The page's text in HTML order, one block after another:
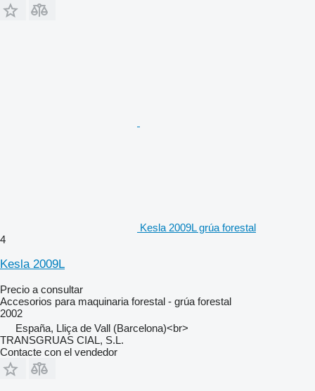
Kesla 2009L grúa forestal
4
Kesla 2009L
Precio a consultar
Accesorios para maquinaria forestal - grúa forestal
2002
España, Lliça de Vall (Barcelona)<br>
TRANSGRUAS CIAL, S.L.
Contacte con el vendedor